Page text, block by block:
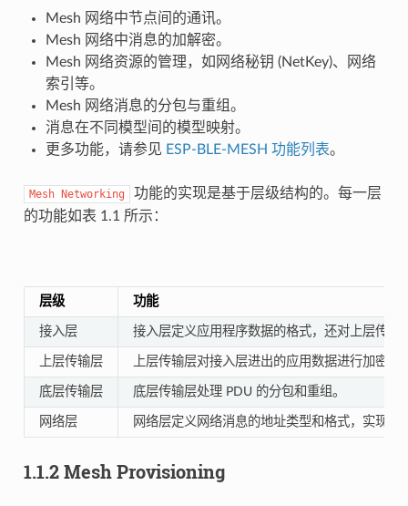
Mesh 网络中节点间的通讯。
Mesh 网络中消息的加解密。
Mesh 网络资源的管理，如网络秘钥 (NetKey)、网络
索引等。
Mesh 网络消息的分包与重组。
消息在不同模型间的模型映射。
更多功能，请参见 ESP-BLE-MESH 功能列表。
Mesh Networking
功能的实现是基于层级结构的。每一层
的功能如表 1.1 所示：
层级 功能
接入层 接入层定义应用程序数据的格式，还对上层传
上层传输层 上层传输层对接入层进出的应用数据进行加密
底层传输层 底层传输层处理 PDU 的分包和重组。
网络层 网络层定义网络消息的地址类型和格式，实现设
1.1.2 Mesh Provisioning